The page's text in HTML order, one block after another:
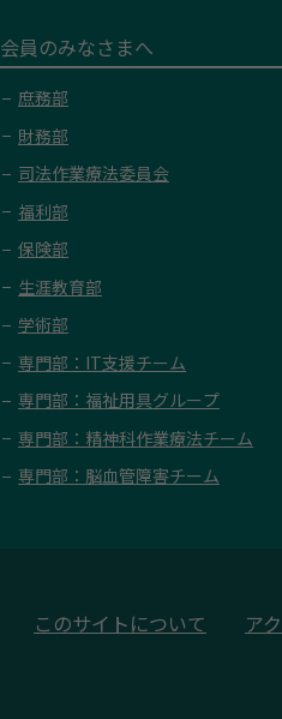
会員のみなさまへ
庶務部
財務部
司法作業療法委員会
福利部
保険部
生涯教育部
学術部
専門部：IT支援チーム
専門部：福祉用具グループ
専門部：精神科作業療法チーム
専門部：脳血管障害チーム
このサイトについて ア